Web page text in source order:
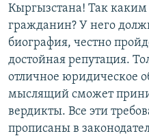
Кыргызстана! Так
гражданин? У него
биография, честно
достойная репутация.
отличное юридическое
мыслящий сможет
вердикты. Все эти
прописаны в